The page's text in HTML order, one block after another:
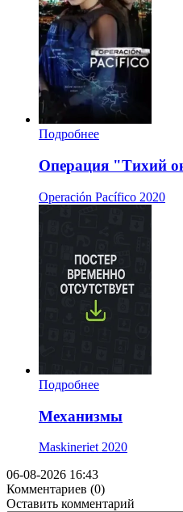
Подробнее
Операция "Тихий
Operación Pacífico 2020
Подробнее
Механизмы
Maskineriet 2020
06-08-2026 16:43
Комментариев (0)
Оставить комментарий